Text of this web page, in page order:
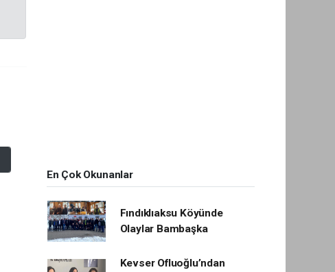
En Çok Okunanlar
Fındıklıaksu Köyünde
Olaylar Bambaşka
Kevser Ofluoğlu’ndan